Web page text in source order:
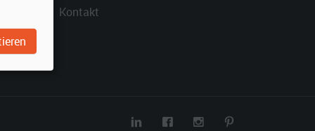
Kontakt